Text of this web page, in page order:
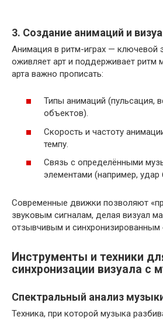
3. Создание анимаций и
Анимация в ритм-играх — ключевой
оживляет арт и поддерживает ритм
арта важно прописать:
Типы анимаций (пульсация,
объектов).
Скорость и частоту
темпу.
Связь с определёнными
элементами (например, удар
Современные движки позволяют
звуковым сигналам, делая визуал
отзывчивым и синхронизированным
Инструменты и техники
синхронизации визуала с
Спектральный анализ
Техника, при которой музыка